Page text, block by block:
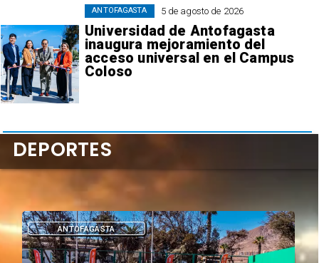
5 de agosto de 2026
Universidad de Antofagasta
inaugura mejoramiento del
acceso universal en el Campus
Coloso
ANTOFAGASTA
DEPORTES
DEPORTES